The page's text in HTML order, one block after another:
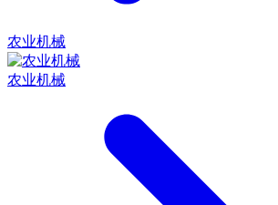
农业机械
农业机械